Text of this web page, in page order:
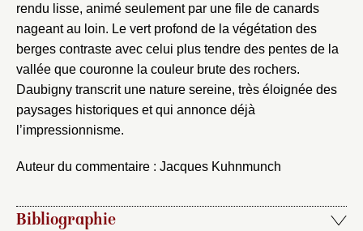
rendu lisse, animé seulement par une file de canards
nageant au loin. Le vert profond de la végétation des
berges contraste avec celui plus tendre des pentes de la
vallée que couronne la couleur brute des rochers.
Daubigny transcrit une nature sereine, très éloignée des
paysages historiques et qui annonce déjà
l’impressionnisme.
Auteur du commentaire : Jacques Kuhnmunch
Bibliographie
Fermer
Choix du dossier où ajouter la
notice
Nom du dossier
Connexion
Courriel